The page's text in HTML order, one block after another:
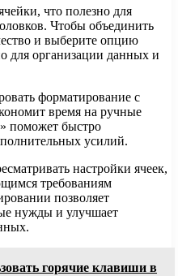
что полезно для
Чтобы объединить
и выберите опцию
для организации данных и
форматирование с
время на ручные
поможет быстро
усилий.
настройки ячеек,
требованиям
позволяет
нужды и улучшает
горячие клавиши в